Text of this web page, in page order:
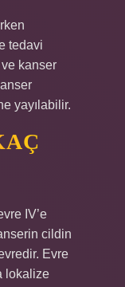
tedavi
kanser
yayılabilir.
IV’e
cildin
Evre
lokalize